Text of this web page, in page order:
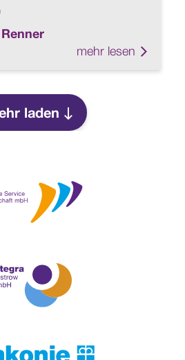
vorhanden
mehr lesen
laden mehr laden